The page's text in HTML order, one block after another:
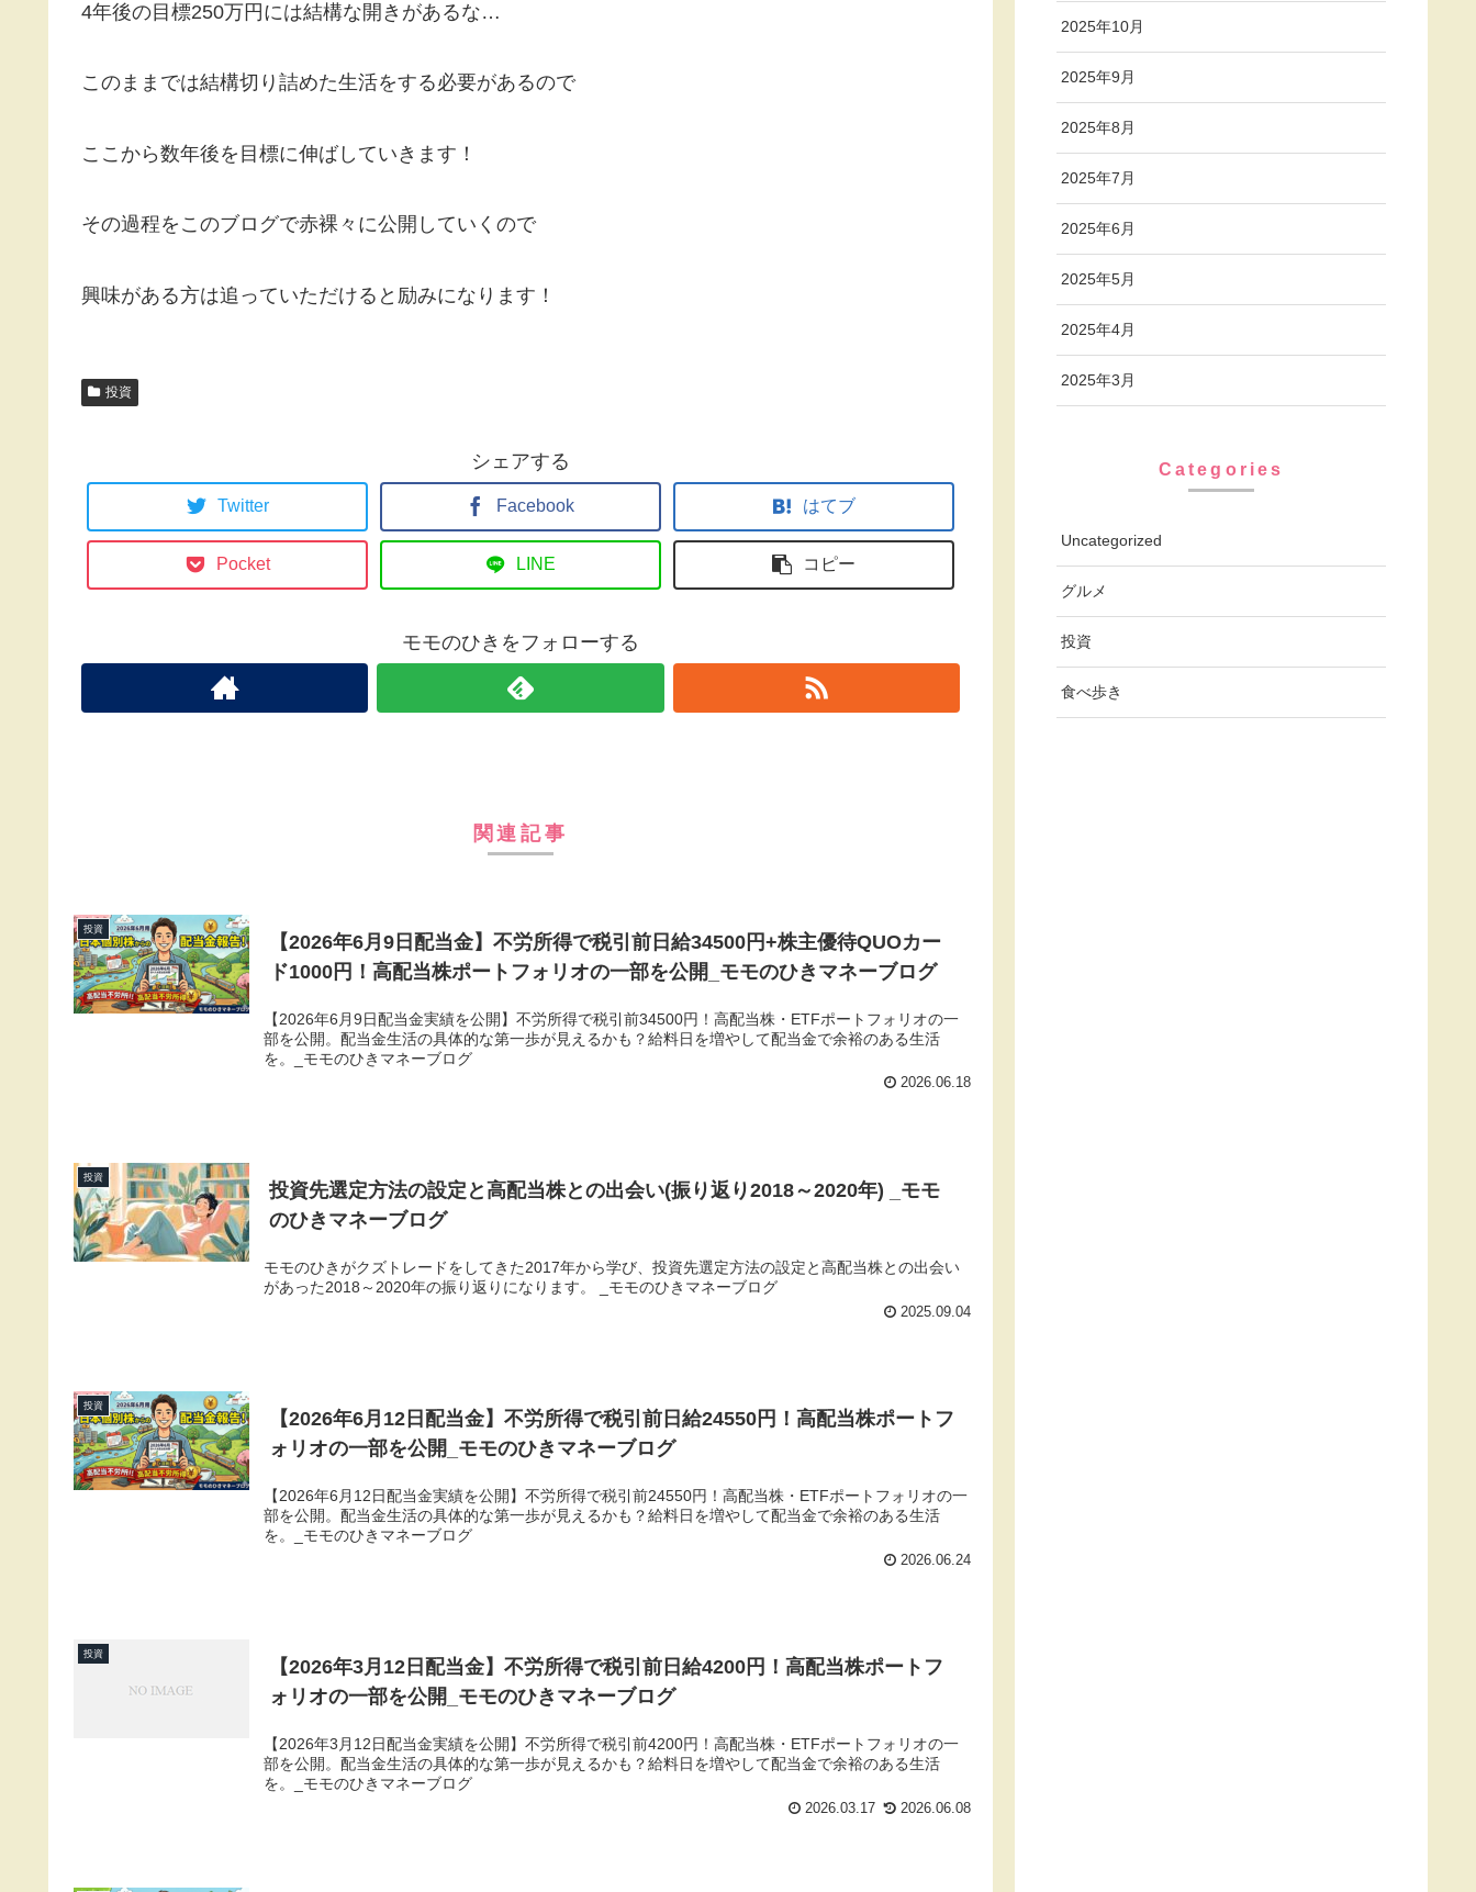
4年後の目標250万円には結構な開きがあるな…
このままでは結構切り詰めた生活をする必要があるので
ここから数年後を目標に伸ばしていきます！
その過程をこのブログで赤裸々に公開していくので
興味がある方は追っていただけると励みになります！
投資
シェアする
Twitter Facebook はてブ
Pocket LINE コピー
モモのひきをフォローする
関連記事
投資
【2026年6月9日配当金】不労所得で税引前日給34500円+株主優待QUOカー
ド1000円！高配当株ポートフォリオの一部を公開_モモのひきマネーブログ
【2026年6月9日配当金実績を公開】不労所得で税引前34500円！高配当株・ETFポートフォリオの一
部を公開。配当金生活の具体的な第一歩が見えるかも？給料日を増やして配当金で余裕のある生活
を。_モモのひきマネーブログ
2026.06.18
投資
投資先選定方法の設定と高配当株との出会い(振り返り2018～2020年) _モモ
のひきマネーブログ
モモのひきがクズトレードをしてきた2017年から学び、投資先選定方法の設定と高配当株との出会い
があった2018～2020年の振り返りになります。 _モモのひきマネーブログ
2025.09.04
投資
【2026年6月12日配当金】不労所得で税引前日給24550円！高配当株ポートフ
ォリオの一部を公開_モモのひきマネーブログ
【2026年6月12日配当金実績を公開】不労所得で税引前24550円！高配当株・ETFポートフォリオの一
部を公開。配当金生活の具体的な第一歩が見えるかも？給料日を増やして配当金で余裕のある生活
を。_モモのひきマネーブログ
2026.06.24
投資
【2026年3月12日配当金】不労所得で税引前日給4200円！高配当株ポートフ
ォリオの一部を公開_モモのひきマネーブログ
【2026年3月12日配当金実績を公開】不労所得で税引前4200円！高配当株・ETFポートフォリオの一
部を公開。配当金生活の具体的な第一歩が見えるかも？給料日を増やして配当金で余裕のある生活
を。_モモのひきマネーブログ
2026.03.17 2026.06.08
2025年10月
2025年9月
2025年8月
2025年7月
2025年6月
2025年5月
2025年4月
2025年3月
Categories
Uncategorized
グルメ
投資
食べ歩き